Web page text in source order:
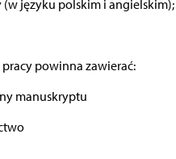
(w języku polskim i angielskim);
pracy powinna zawierać:
manuskryptu